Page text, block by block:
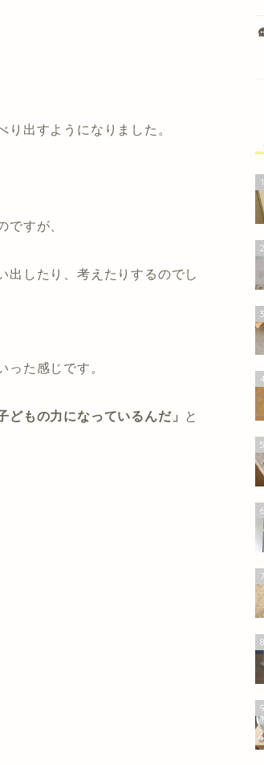
出すようになりました。
ですが、
出したり、考えたりするのでし
た感じです。
もの力になっているんだ」 と
1
2
3
4
5
6
7
8
9